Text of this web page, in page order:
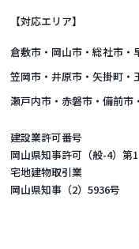
【対応エリア】
倉敷市 ・ 岡山市 ・総社市
笠岡市・井原市・矢掛町・
瀬戸内市・赤磐市・備前市
建設業許可番号
岡山県知事許可（般-4）第
宅地建物取引業
岡山県知事（2）5936号